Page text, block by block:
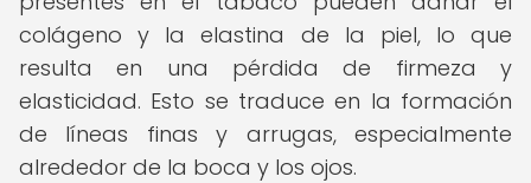
colágeno y la elastina de la piel, lo que
resulta en una pérdida de firmeza y
elasticidad. Esto se traduce en la formación
de líneas finas y arrugas, especialmente
alrededor de la boca y los ojos.